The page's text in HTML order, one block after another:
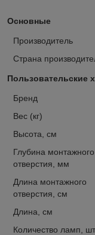
Основные
Производитель
Страна
Пользовательские
Бренд
Вес (кг)
Высота, см
Глубина монтажного
отверстия, мм
Длина монтажного
отверстия, см
Длина, см
Количество ламп, шт